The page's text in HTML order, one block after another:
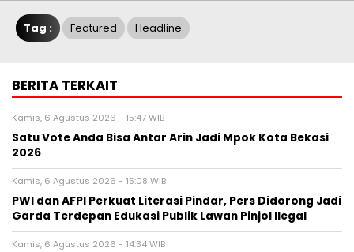
Tag : Featured Headline
BERITA TERKAIT
Kamis, 6 Agustus 2026 - 15:47 WIB
Satu Vote Anda Bisa Antar Arin Jadi Mpok Kota Bekasi
2026
Kamis, 6 Agustus 2026 - 15:08 WIB
PWI dan AFPI Perkuat Literasi Pindar, Pers Didorong Jadi
Garda Terdepan Edukasi Publik Lawan Pinjol Ilegal
Kamis, 6 Agustus 2026 - 14:34 WIB